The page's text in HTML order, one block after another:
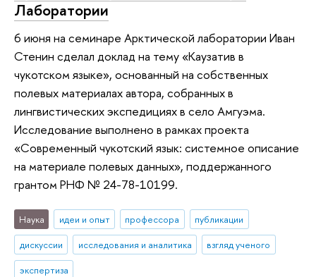
Лаборатории
6 июня на семинаре Арктической лаборатории Иван
Стенин сделал доклад на тему «Каузатив в
чукотском языке», основанный на собственных
полевых материалах автора, собранных в
лингвистических экспедициях в село Амгуэма.
Исследование выполнено в рамках проекта
«Современный чукотский язык: системное описание
на материале полевых данных», поддержанного
грантом РНФ № 24-78-10199.
Наука идеи и опыт профессора
публикации
дискуссии
исследования и аналитика
взгляд ученого
экспертиза